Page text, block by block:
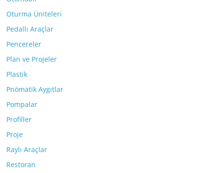
Oturma Üniteleri
Pedallı Araçlar
Pencereler
Plan ve Projeler
Plastik
Pnömatik Aygıtlar
Pompalar
Profiller
Proje
Raylı Araçlar
Restoran